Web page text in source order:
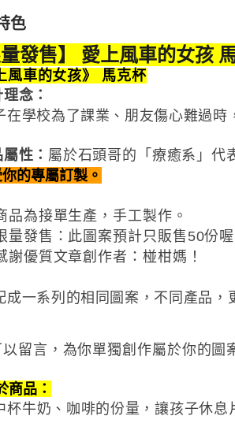
色
量發售】 愛上風車的女孩
風車的女孩》 馬克杯
念：
在學校為了課業、朋友傷心難過時
屬性 ： 屬於石頭哥的「療癒系」 代
的專屬訂製。
品為接單生產，手工製作。
量發售：此圖案預計只販售50份
謝優質文章創作者：椪柑媽！
成一系列的相同圖案，不同產品
以留言，為你單獨創作屬於你的圖
品：
杯牛奶、咖啡的份量，讓孩子休